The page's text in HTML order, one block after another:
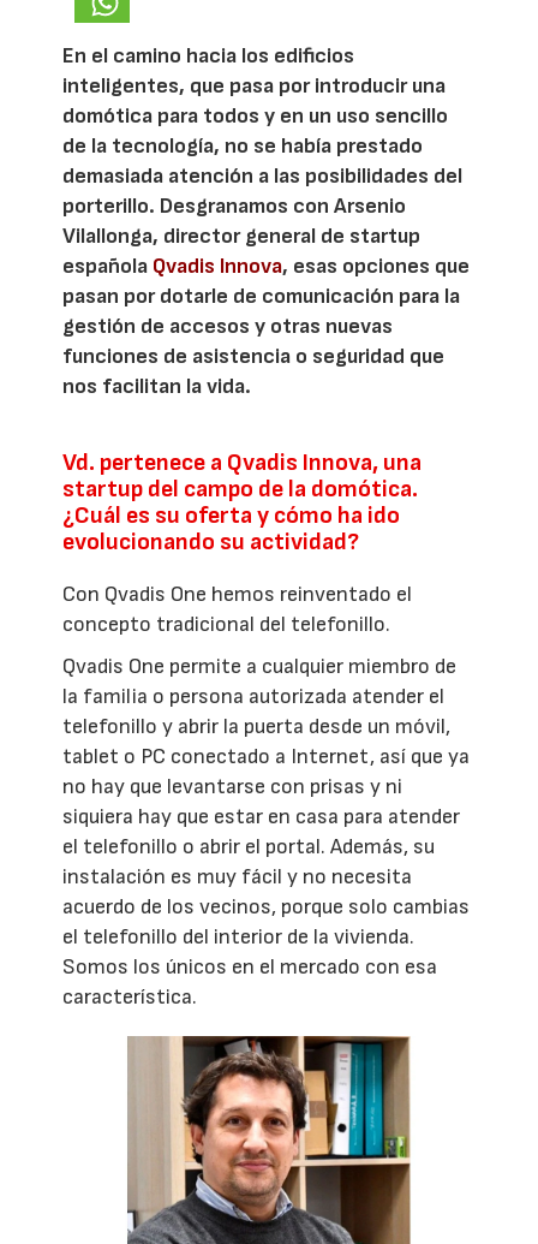
En el camino hacia los edificios
inteligentes, que pasa por introducir una
domótica para todos y en un uso sencillo
de la tecnología, no se había prestado
demasiada atención a las posibilidades del
porterillo. Desgranamos con Arsenio
Vilallonga, director general de startup
española Qvadis Innova, esas opciones que
pasan por dotarle de comunicación para la
gestión de accesos y otras nuevas
funciones de asistencia o seguridad que
nos facilitan la vida.
Vd. pertenece a Qvadis Innova, una
startup del campo de la domótica.
¿Cuál es su oferta y cómo ha ido
evolucionando su actividad?
Con Qvadis One hemos reinventado el
concepto tradicional del telefonillo.
Qvadis One permite a cualquier miembro de
la familia o persona autorizada atender el
telefonillo y abrir la puerta desde un móvil,
tablet o PC conectado a Internet, así que ya
no hay que levantarse con prisas y ni
siquiera hay que estar en casa para atender
el telefonillo o abrir el portal. Además, su
instalación es muy fácil y no necesita
acuerdo de los vecinos, porque solo cambias
el telefonillo del interior de la vivienda.
Somos los únicos en el mercado con esa
característica.